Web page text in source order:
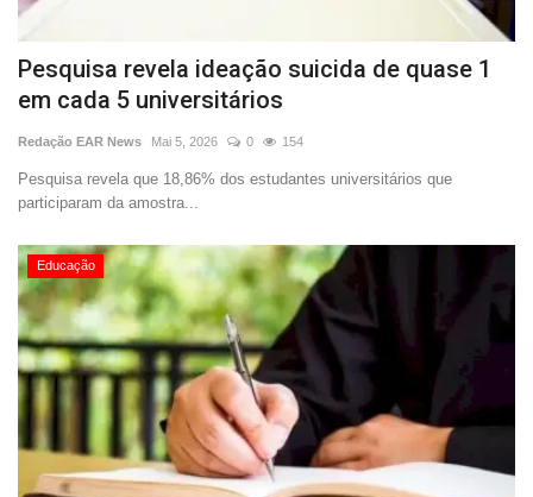
Pesquisa revela ideação suicida de quase 1
em cada 5 universitários
Redação EAR News Mai 5, 2026 0 154
Pesquisa revela que 18,86% dos estudantes universitários que
participaram da amostra...
Educação